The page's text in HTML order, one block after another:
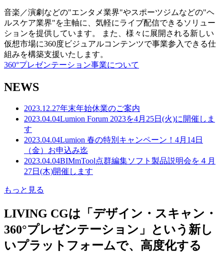
音楽／演劇などの"エンタメ業界"やスポーツジムなどの"ヘ
ルスケア業界"を主軸に、気軽にライブ配信できるソリュー
ションを提供しています。 また、様々に展開される新しい
仮想市場に360度ビジュアルコンテンツで事業参入できる仕
組みを構築支援いたします。
360°プレゼンテーション事業について
NEWS
2023.12.27年末年始休業のご案内
2023.04.04Lumion Forum 2023を4月25日(火)に開催しま
す
2023.04.04Lumion 春の特別キャンペーン！4月14日
（金）お申込み迄
2023.04.04BIMmTool点群編集ソフト製品説明会を４月
27日(木)開催します
もっと見る
LIVING CGは「デザイン・スキャン・
360°プレゼンテーション」という新し
いプラットフォームで、高度化する